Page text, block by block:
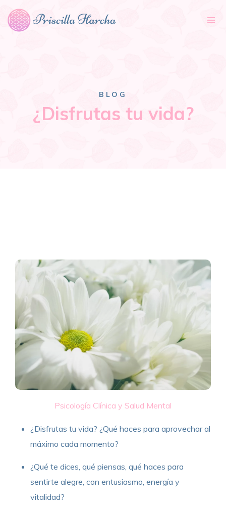
BLOG
¿Disfrutas tu vida?
Psicología Clínica y Salud Mental
¿Disfrutas tu vida? ¿Qué haces para aprovechar al
máximo cada momento?
¿Qué te dices, qué piensas, qué haces para
sentirte alegre, con entusiasmo, energía y
vitalidad?